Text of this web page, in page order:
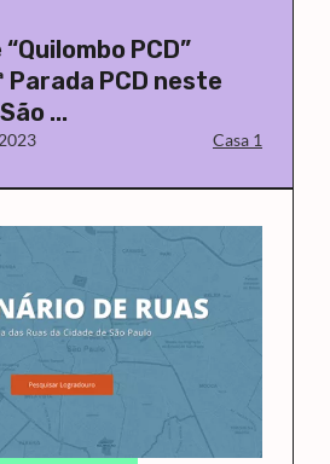
“Quilombo PCD”
Parada PCD neste
...
Casa 1